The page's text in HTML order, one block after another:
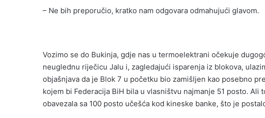
– Ne bih preporučio, kratko nam odgovara odmahujući glavom.
Vozimo se do Bukinja, gdje nas u termoelektrani očekuje
neuglednu riječicu Jalu i, zagledajući isparenja iz blokova,
objašnjava da je Blok 7 u početku bio zamišljen kao posebno
kojem bi Federacija BiH bila u vlasništvu najmanje 51 posto. Ali
obavezala sa 100 posto učešća kod kineske banke, što je